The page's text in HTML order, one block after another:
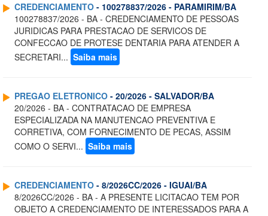
CREDENCIAMENTO - 100278837/2026 - PARAMIRIM/BA
100278837/2026 - BA - CREDENCIAMENTO DE PESSOAS
JURIDICAS PARA PRESTACAO DE SERVICOS DE
CONFECCAO DE PROTESE DENTARIA PARA ATENDER A
SECRETARI... Saiba mais
PREGAO ELETRONICO - 20/2026 - SALVADOR/BA
20/2026 - BA - CONTRATACAO DE EMPRESA
ESPECIALIZADA NA MANUTENCAO PREVENTIVA E
CORRETIVA, COM FORNECIMENTO DE PECAS, ASSIM
COMO O SERVI... Saiba mais
CREDENCIAMENTO - 8/2026CC/2026 - IGUAI/BA
8/2026CC/2026 - BA - A PRESENTE LICITACAO TEM POR
OBJETO A CREDENCIAMENTO DE INTERESSADOS PARA A